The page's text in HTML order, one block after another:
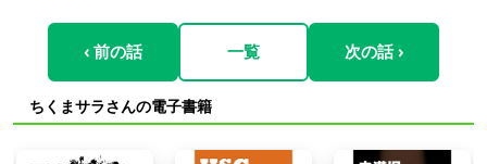
‹ 前の話 一覧 次の話 ›
ちくまサラさんの電子書籍